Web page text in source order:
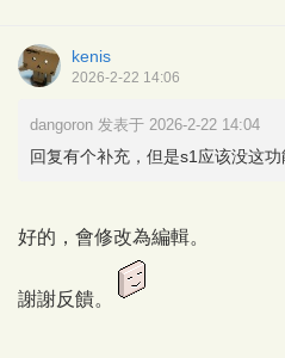
kenis
2026-2-22 14:06
dangoron 发表于 2026-2-22 14:04
回复有个补充，但是s1应该没这
好的，會修改為編輯。
謝謝反饋。